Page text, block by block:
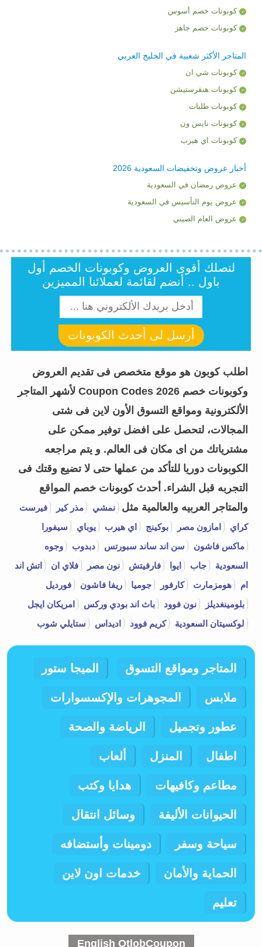
كوبونات خصم أسوس
كوبونات خصم جاهز
المتاجر الأكثر شعبية في الخليج العربي
كوبونات شي ان
كوبونات هنقرستيشن
كوبونات طلبات
كوبونات نايس ون
كوبونات اي هيرب
أخبار عروض وتخفيضات السعودية 2026
عروض رمضان في السعودية
عروض يوم التأسيس في السعودية
عروض العام الصيني
لتصلك أقوى العروض وكوبونات الخصم أول
باول .. أنضم لقائمة لعملائنا المميزين
أرسل لى أحدث الكوبونات
اطلب كوبون هو موقع متخصص فى تقديم العروض
وكوبونات خصم Coupon Codes 2026 لأشهر المتاجر
الألكترونية ومواقع التسوق الأون لاين فى شتى
المجالات، لتحصل على افضل توفير ممكن على
مشترياتك من اى مكان فى العالم. و يتم مراجعه
الكوبونات دوريا للتأكد من عملها حتى لا تضيع وقتك فى
التجربه قبل الشراء. أحدث كوبونات خصم المواقع
والمتاجر العربيه والعالمية مثل
نمشي مذر كير
فيرست
كراي
امازون مصر بوكينج اي هيرب يوباي
سيفورا
ماكس فاشون
سن اند ساند سبورتس دبدوب
وجوه
السعودية
جاب ايوا فارفيتش نون مصر فلاي ان
اتش اند
ام
هومزمارت كارفور جوميا ريفا فاشون
فورديل
بلومينغديلز
نون فوود باث اند بودي وركس
امريكان ايجل
لوكسيتان السعودية
كريم فوود اديداس ستايلي شوب
المتاجر ومواقع التسوق الميجا ستور
ملابس المجوهرات والإكسسوارات
عطور وتجميل الرياضة والصحة
اطفال المنزل ألعاب
مطاعم وكافيهات هدايا وكتب
الحيوانات الأليفة وسائل انتقال
سياحة وسفر دومينات وأستضافه
الحماية والأمان خدمات اون لاين
تعليم
English OtlobCoupon